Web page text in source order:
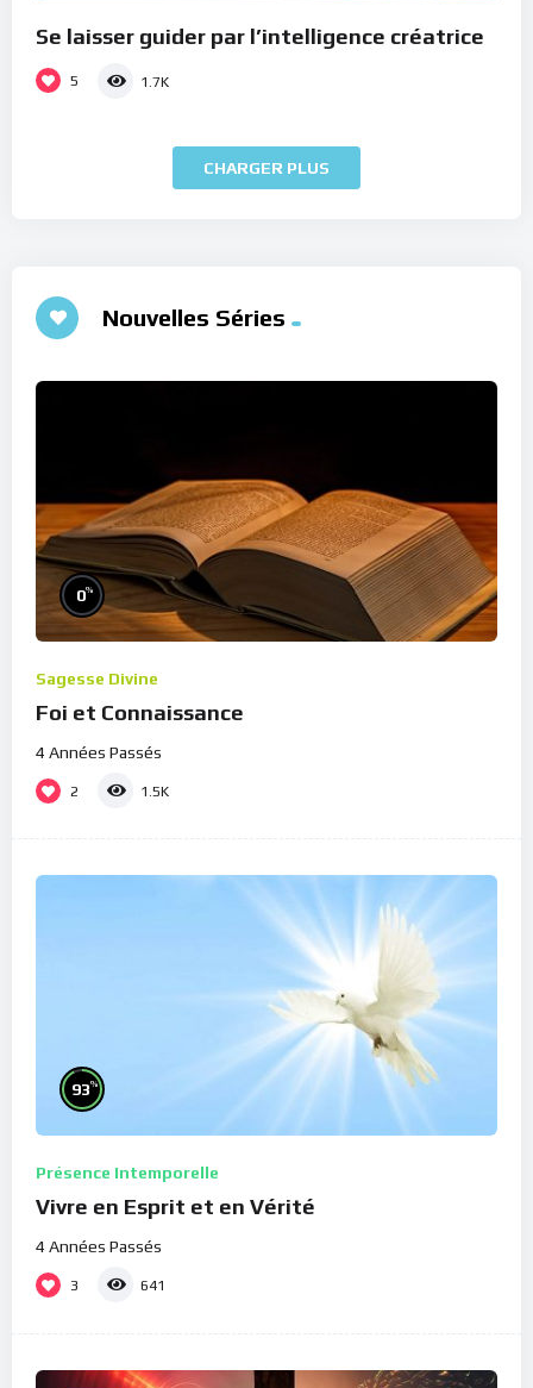
Se laisser guider par l’intelligence créatrice
5 1.7K
CHARGER PLUS
Nouvelles Séries
0%
Sagesse Divine
Foi et Connaissance
4 Années Passés
2 1.5K
93%
Présence Intemporelle
Vivre en Esprit et en Vérité
4 Années Passés
3 641